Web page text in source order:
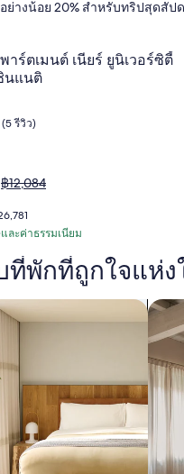
า
แรม,
ว
า
,
รรม
ย่างน้อย 20% สำหรับทริปสุดสั
าร์ตเมนต์ เนียร์ ยูนิเวอร์ซิตี้
นแนติ
(5 รีวิว)
ราคา
คือ
฿12,084
ข้อมูล
เพิ่ม
เติม
เกี่ยว
เดิม
฿12,084
ละค่าธรรมเนียม
ดีลสำหรับ แลนดิง อพาร์ตเ
ที่พักที่ถูกใจแห่
วิสอพาร์ตเมนต์ ค้นห